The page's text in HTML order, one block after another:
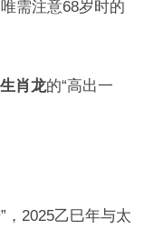
需注意68岁时的
生肖龙的“高出一
，2025乙巳年与太